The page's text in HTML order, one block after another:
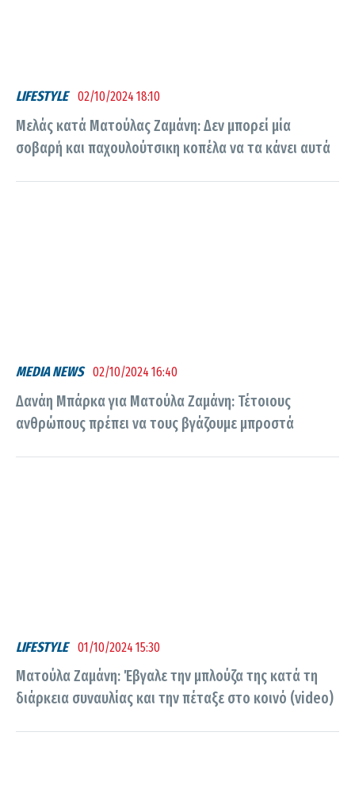
LIFESTYLE 02/10/2024 18:10
Μελάς κατά Ματούλας Ζαμάνη: Δεν μπορεί μία
σοβαρή και παχουλούτσικη κοπέλα να τα κάνει αυτά
MEDIA NEWS 02/10/2024 16:40
Δανάη Μπάρκα για Ματούλα Ζαμάνη: Τέτοιους
ανθρώπους πρέπει να τους βγάζουμε μπροστά
LIFESTYLE 01/10/2024 15:30
Ματούλα Ζαμάνη: Έβγαλε την μπλούζα της κατά τη
διάρκεια συναυλίας και την πέταξε στο κοινό (video)